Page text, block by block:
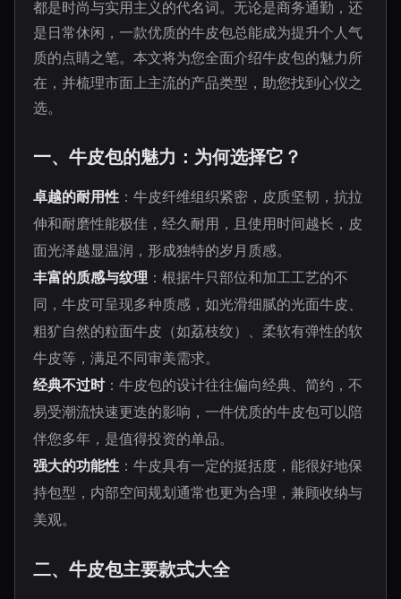
都是时尚与实用主义的代名词。无论是商务通勤，还
是日常休闲，一款优质的牛皮包总能成为提升个人气
质的点睛之笔。本文将为您全面介绍牛皮包的魅力所
在，并梳理市面上主流的产品类型，助您找到心仪之
选。
一、牛皮包的魅力：为何选择它？
卓越的耐用性 ：牛皮纤维组织紧密，皮质坚韧，抗拉
伸和耐磨性能极佳，经久耐用，且使用时间越长，皮
面光泽越显温润，形成独特的岁月质感。
丰富的质感与纹理 ：根据牛只部位和加工工艺的不
同，牛皮可呈现多种质感，如光滑细腻的光面牛皮、
粗犷自然的粒面牛皮（如荔枝纹）、柔软有弹性的软
牛皮等，满足不同审美需求。
经典不过时：牛皮包的设计往往偏向经典、简约，不
易受潮流快速更迭的影响，一件优质的牛皮包可以陪
伴您多年，是值得投资的单品。
强大的功能性 ：牛皮具有一定的挺括度，能很好地保
持包型，内部空间规划通常也更为合理，兼顾收纳与
美观。
二、牛皮包主要款式大全